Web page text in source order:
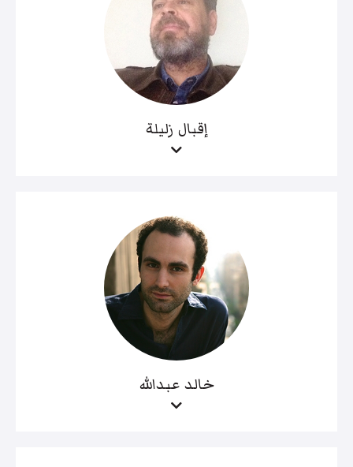
إقبال زليلة
خالد عبدالله